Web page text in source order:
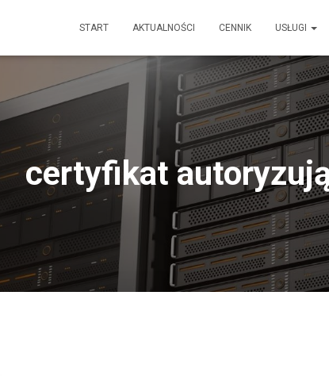
START AKTUALNOŚCI CENNIK USŁUGI
certyfikat